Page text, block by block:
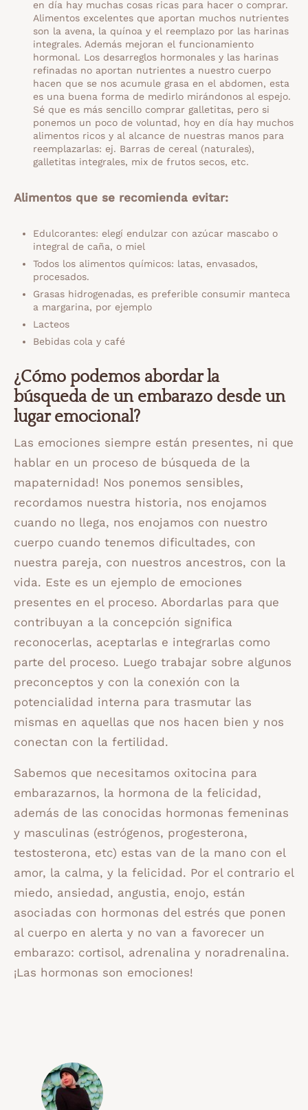
en día hay muchas cosas ricas para hacer o comprar.
Alimentos excelentes que aportan muchos nutrientes
son la avena, la quínoa y el reemplazo por las harinas
integrales. Además mejoran el funcionamiento
hormonal. Los desarreglos hormonales y las harinas
refinadas no aportan nutrientes a nuestro cuerpo
hacen que se nos acumule grasa en el abdomen, esta
es una buena forma de medirlo mirándonos al espejo.
Sé que es más sencillo comprar galletitas, pero si
ponemos un poco de voluntad, hoy en día hay muchos
alimentos ricos y al alcance de nuestras manos para
reemplazarlas: ej. Barras de cereal (naturales),
galletitas integrales, mix de frutos secos, etc.
Alimentos que se recomienda evitar:
Edulcorantes: elegí endulzar con azúcar mascabo o
integral de caña, o miel
Todos los alimentos químicos: latas, envasados,
procesados.
Grasas hidrogenadas, es preferible consumir manteca
a margarina, por ejemplo
Lacteos
Bebidas cola y café
¿Cómo podemos abordar la
búsqueda de un embarazo desde un
lugar emocional?
Las emociones siempre están presentes, ni que
hablar en un proceso de búsqueda de la
mapaternidad! Nos ponemos sensibles,
recordamos nuestra historia, nos enojamos
cuando no llega, nos enojamos con nuestro
cuerpo cuando tenemos dificultades, con
nuestra pareja, con nuestros ancestros, con la
vida. Este es un ejemplo de emociones
presentes en el proceso. Abordarlas para que
contribuyan a la concepción significa
reconocerlas, aceptarlas e integrarlas como
parte del proceso. Luego trabajar sobre algunos
preconceptos y con la conexión con la
potencialidad interna para trasmutar las
mismas en aquellas que nos hacen bien y nos
conectan con la fertilidad.
Sabemos que necesitamos oxitocina para
embarazarnos, la hormona de la felicidad,
además de las conocidas hormonas femeninas
y masculinas (estrógenos, progesterona,
testosterona, etc) estas van de la mano con el
amor, la calma, y la felicidad. Por el contrario el
miedo, ansiedad, angustia, enojo, están
asociadas con hormonas del estrés que ponen
al cuerpo en alerta y no van a favorecer un
embarazo: cortisol, adrenalina y noradrenalina.
¡Las hormonas son emociones!